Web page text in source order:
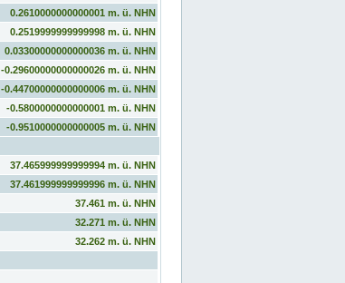
0.2610000000000001 m. ü. NHN
0.2519999999999998 m. ü. NHN
0.03300000000000036 m. ü. NHN
-0.29600000000000026 m. ü. NHN
-0.44700000000000006 m. ü. NHN
-0.5800000000000001 m. ü. NHN
-0.9510000000000005 m. ü. NHN
37.465999999999994 m. ü. NHN
37.461999999999996 m. ü. NHN
37.461 m. ü. NHN
32.271 m. ü. NHN
32.262 m. ü. NHN